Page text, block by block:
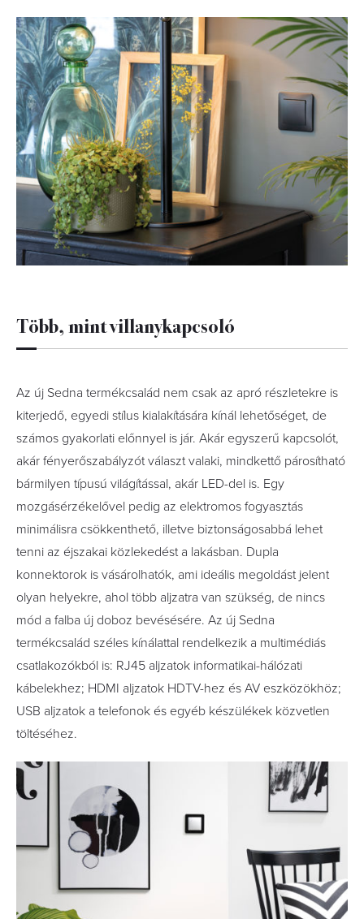
Több, mint villanykapcsoló
Az új Sedna termékcsalád nem csak az apró részletekre is
kiterjedő, egyedi stílus kialakítására kínál lehetőséget, de
számos gyakorlati előnnyel is jár. Akár egyszerű kapcsolót,
akár fényerőszabályzót választ valaki, mindkettő párosítható
bármilyen típusú világítással, akár LED-del is. Egy
mozgásérzékelővel pedig az elektromos fogyasztás
minimálisra csökkenthető, illetve biztonságosabbá lehet
tenni az éjszakai közlekedést a lakásban. Dupla
konnektorok is vásárolhatók, ami ideális megoldást jelent
olyan helyekre, ahol több aljzatra van szükség, de nincs
mód a falba új doboz bevésésére. Az új Sedna
termékcsalád széles kínálattal rendelkezik a multimédiás
csatlakozókból is: RJ45 aljzatok informatikai-hálózati
kábelekhez; HDMI aljzatok HDTV-hez és AV eszközökhöz;
USB aljzatok a telefonok és egyéb készülékek közvetlen
töltéséhez.